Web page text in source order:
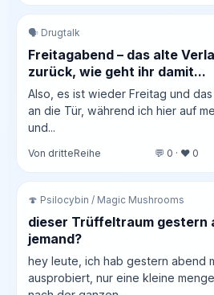
🗣️ Drugtalk
Freitagabend – das alte
zurück, wie geht ihr damit...
Also, es ist wieder Freitag und
an die Tür, während ich hier auf
und...
Von dritteReihe 💬 0 · ❤️ 0
🍄 Psilocybin / Magic Mushrooms
dieser Trüffeltraum gestern
jemand?
hey leute, ich hab gestern abend
ausprobiert, nur eine kleine